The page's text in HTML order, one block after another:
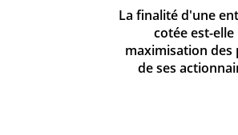
La finalité d'une
cotée est-elle
maximisation des
de ses